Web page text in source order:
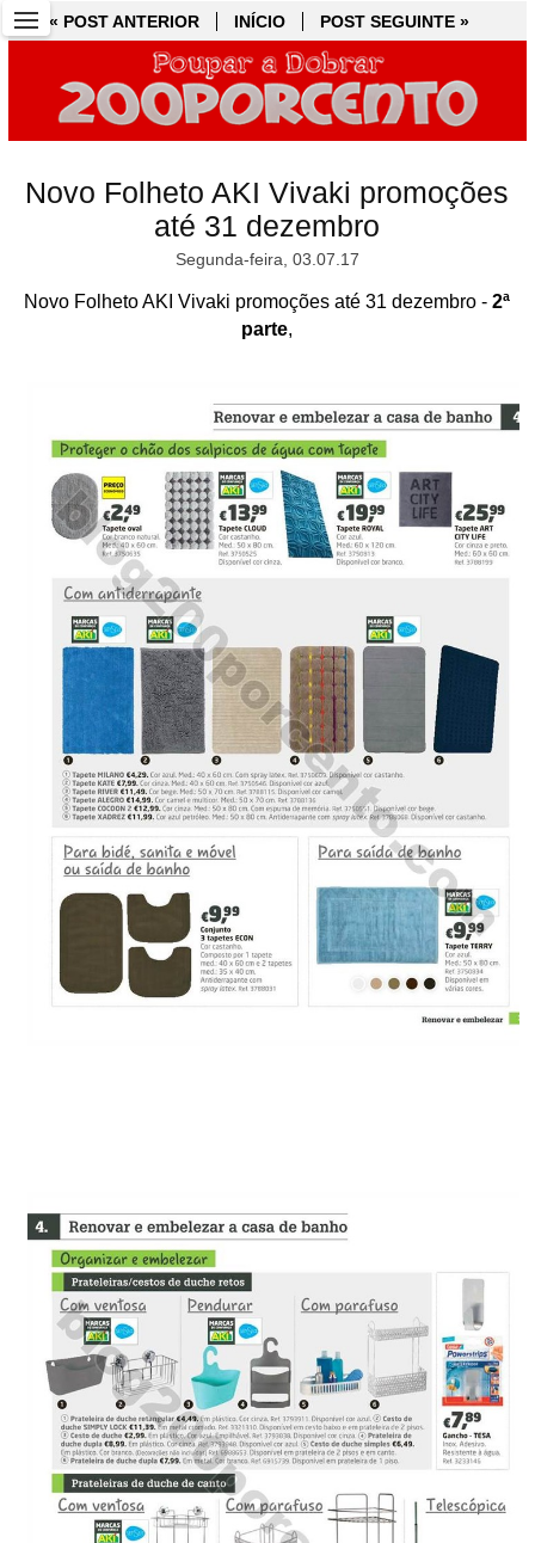
« POST ANTERIOR INÍCIO POST SEGUINTE »
Novo Folheto AKI Vivaki promoções
até 31 dezembro
Segunda-feira, 03.07.17
Novo Folheto AKI Vivaki promoções até 31 dezembro -2ª
parte,
« POST ANTERIOR INÍCIO POST SEGUINTE »